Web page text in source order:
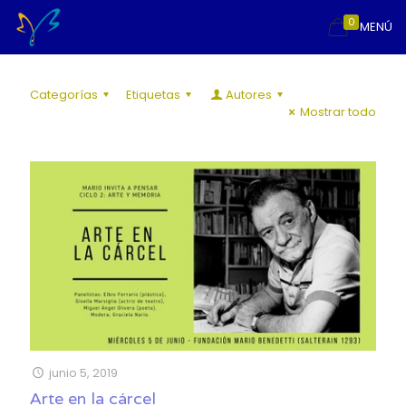
MENÚ
0
Categorías Etiquetas
Autores
Mostrar todo
junio 5, 2019
Arte en la cárcel